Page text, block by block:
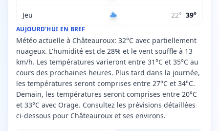
AUJOURD'HUI EN BREF
Météo actuelle à Châteauroux: 32°C avec partiellement
nuageux. L'humidité est de 28% et le vent souffle à 13
km/h. Les températures varieront entre 31°C et 35°C au
cours des prochaines heures. Plus tard dans la journée,
les températures seront comprises entre 27°C et 34°C.
Demain, les températures seront comprises entre 20°C
et 33°C avec Orage. Consultez les prévisions détaillées
ci-dessous pour Châteauroux et ses environs.
Jeu 22° 39°